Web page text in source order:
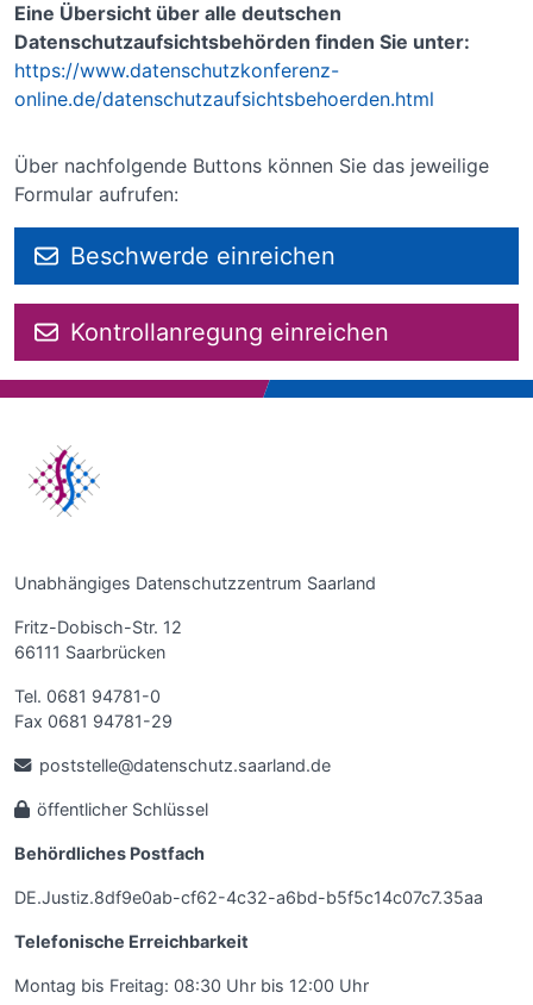
Eine Übersicht über alle deutschen
Datenschutzaufsichtsbehörden finden Sie unter:
https://www.datenschutzkonferenz-
online.de/datenschutzaufsichtsbehoerden.html
Über nachfolgende Buttons können Sie das jeweilige
Formular aufrufen:
Beschwerde einreichen
Kontrollanregung einreichen
Unabhängiges Datenschutzzentrum Saarland
Fritz-Dobisch-Str. 12
66111 Saarbrücken
Tel. 0681 94781-0
Fax 0681 94781-29
poststelle@datenschutz.saarland.de
öffentlicher Schlüssel
Behördliches Postfach
DE.Justiz.8df9e0ab-cf62-4c32-a6bd-b5f5c14c07c7.35aa
Telefonische Erreichbarkeit
Montag bis Freitag: 08:30 Uhr bis 12:00 Uhr